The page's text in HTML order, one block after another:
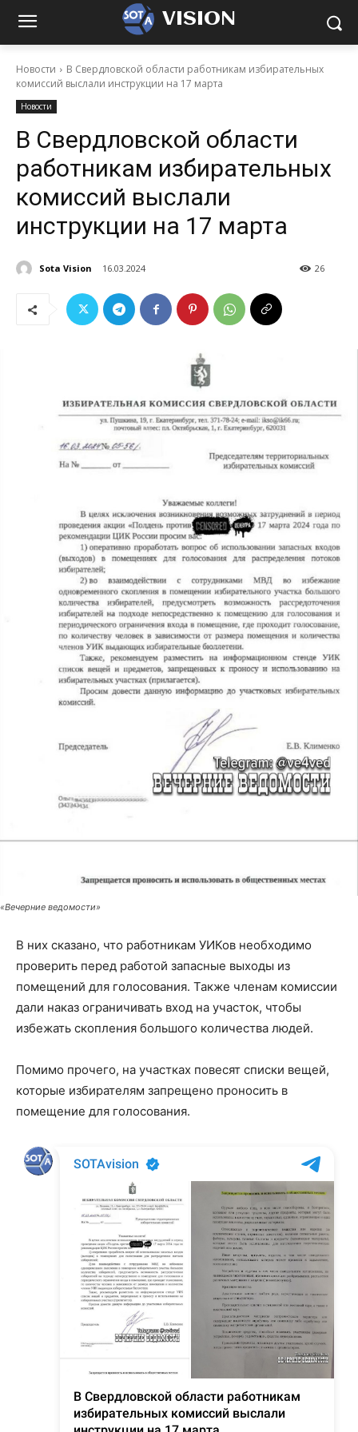
VISION
Новости
В Свердловской области работникам избирательных
комиссий выслали инструкции на 17 марта
Новости
В Свердловской области
работникам избирательных
комиссий выслали
инструкции на 17 марта
Sota Vision 16.03.2024 26
«Вечерние ведомости»
В них сказано, что работникам УИКов необходимо
проверить перед работой запасные выходы из
помещений для голосования. Также членам комиссии
дали наказ ограничивать вход на участок, чтобы
избежать скопления большого количества людей.
Помимо прочего, на участках повесят списки вещей,
которые избирателям запрещено проносить в
помещение для голосования.